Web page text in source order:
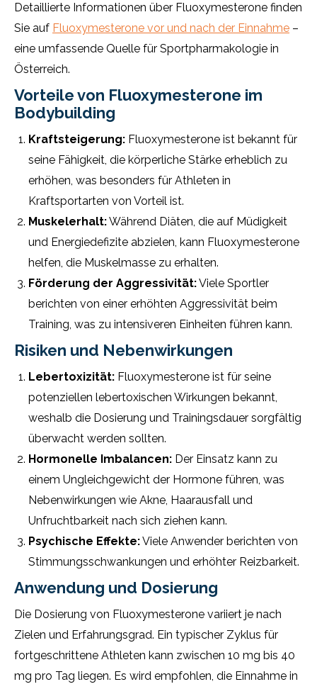
Detaillierte Informationen über Fluoxymesterone finden
Sie auf Fluoxymesterone vor und nach der Einnahme –
eine umfassende Quelle für Sportpharmakologie in
Österreich.
Vorteile von Fluoxymesterone im
Bodybuilding
Kraftsteigerung: Fluoxymesterone ist bekannt für
seine Fähigkeit, die körperliche Stärke erheblich zu
erhöhen, was besonders für Athleten in
Kraftsportarten von Vorteil ist.
Muskelerhalt:Während Diäten, die auf Müdigkeit
und Energiedefizite abzielen, kann Fluoxymesterone
helfen, die Muskelmasse zu erhalten.
Förderung der Aggressivität:Viele Sportler
berichten von einer erhöhten Aggressivität beim
Training, was zu intensiveren Einheiten führen kann.
Risiken und Nebenwirkungen
Lebertoxizität: Fluoxymesterone ist für seine
potenziellen lebertoxischen Wirkungen bekannt,
weshalb die Dosierung und Trainingsdauer sorgfältig
überwacht werden sollten.
Hormonelle Imbalancen: Der Einsatz kann zu
einem Ungleichgewicht der Hormone führen, was
Nebenwirkungen wie Akne, Haarausfall und
Unfruchtbarkeit nach sich ziehen kann.
Psychische Effekte:Viele Anwender berichten von
Stimmungsschwankungen und erhöhter Reizbarkeit.
Anwendung und Dosierung
Die Dosierung von Fluoxymesterone variiert je nach
Zielen und Erfahrungsgrad. Ein typischer Zyklus für
fortgeschrittene Athleten kann zwischen 10 mg bis 40
mg pro Tag liegen. Es wird empfohlen, die Einnahme in